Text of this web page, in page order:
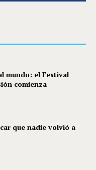
mundo: el Festival
comienza
que nadie volvió a